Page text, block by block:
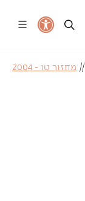
// מחזור טו - 2004